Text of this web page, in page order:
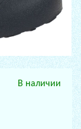
В наличии